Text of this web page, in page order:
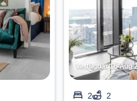
Verfügbar 16 Aug
2
2